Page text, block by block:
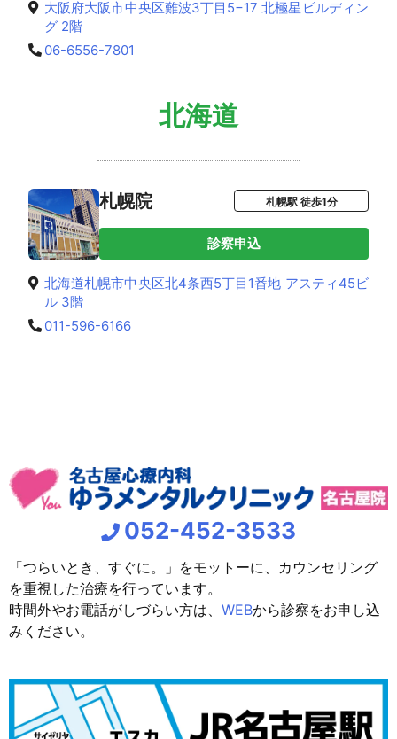
大阪府大阪市中央区難波3丁目5−17 北極星ビルディン
グ 2階
06-6556-7801
北海道
札幌院 札幌駅 徒歩1分
診察申込
北海道札幌市中央区北4条西5丁目1番地 アスティ45ビ
ル 3階
011-596-6166
052-452-3533
「つらいとき、すぐに。」をモットーに、カウンセリング
を重視した治療を行っています。
時間外やお電話がしづらい方は、 WEBから診察をお申し込
みください。